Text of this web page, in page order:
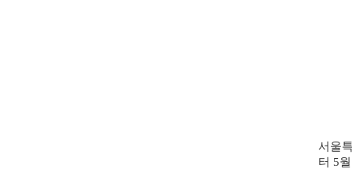
서울
터 5